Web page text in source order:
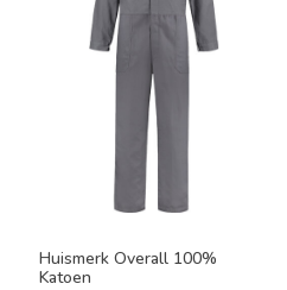
Huismerk Overall 100%
Katoen